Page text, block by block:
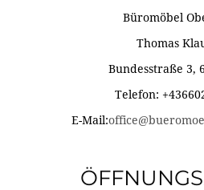
Büromöbel
Thomas
Bundesstraße 3,
Telefon:
E-Mail: